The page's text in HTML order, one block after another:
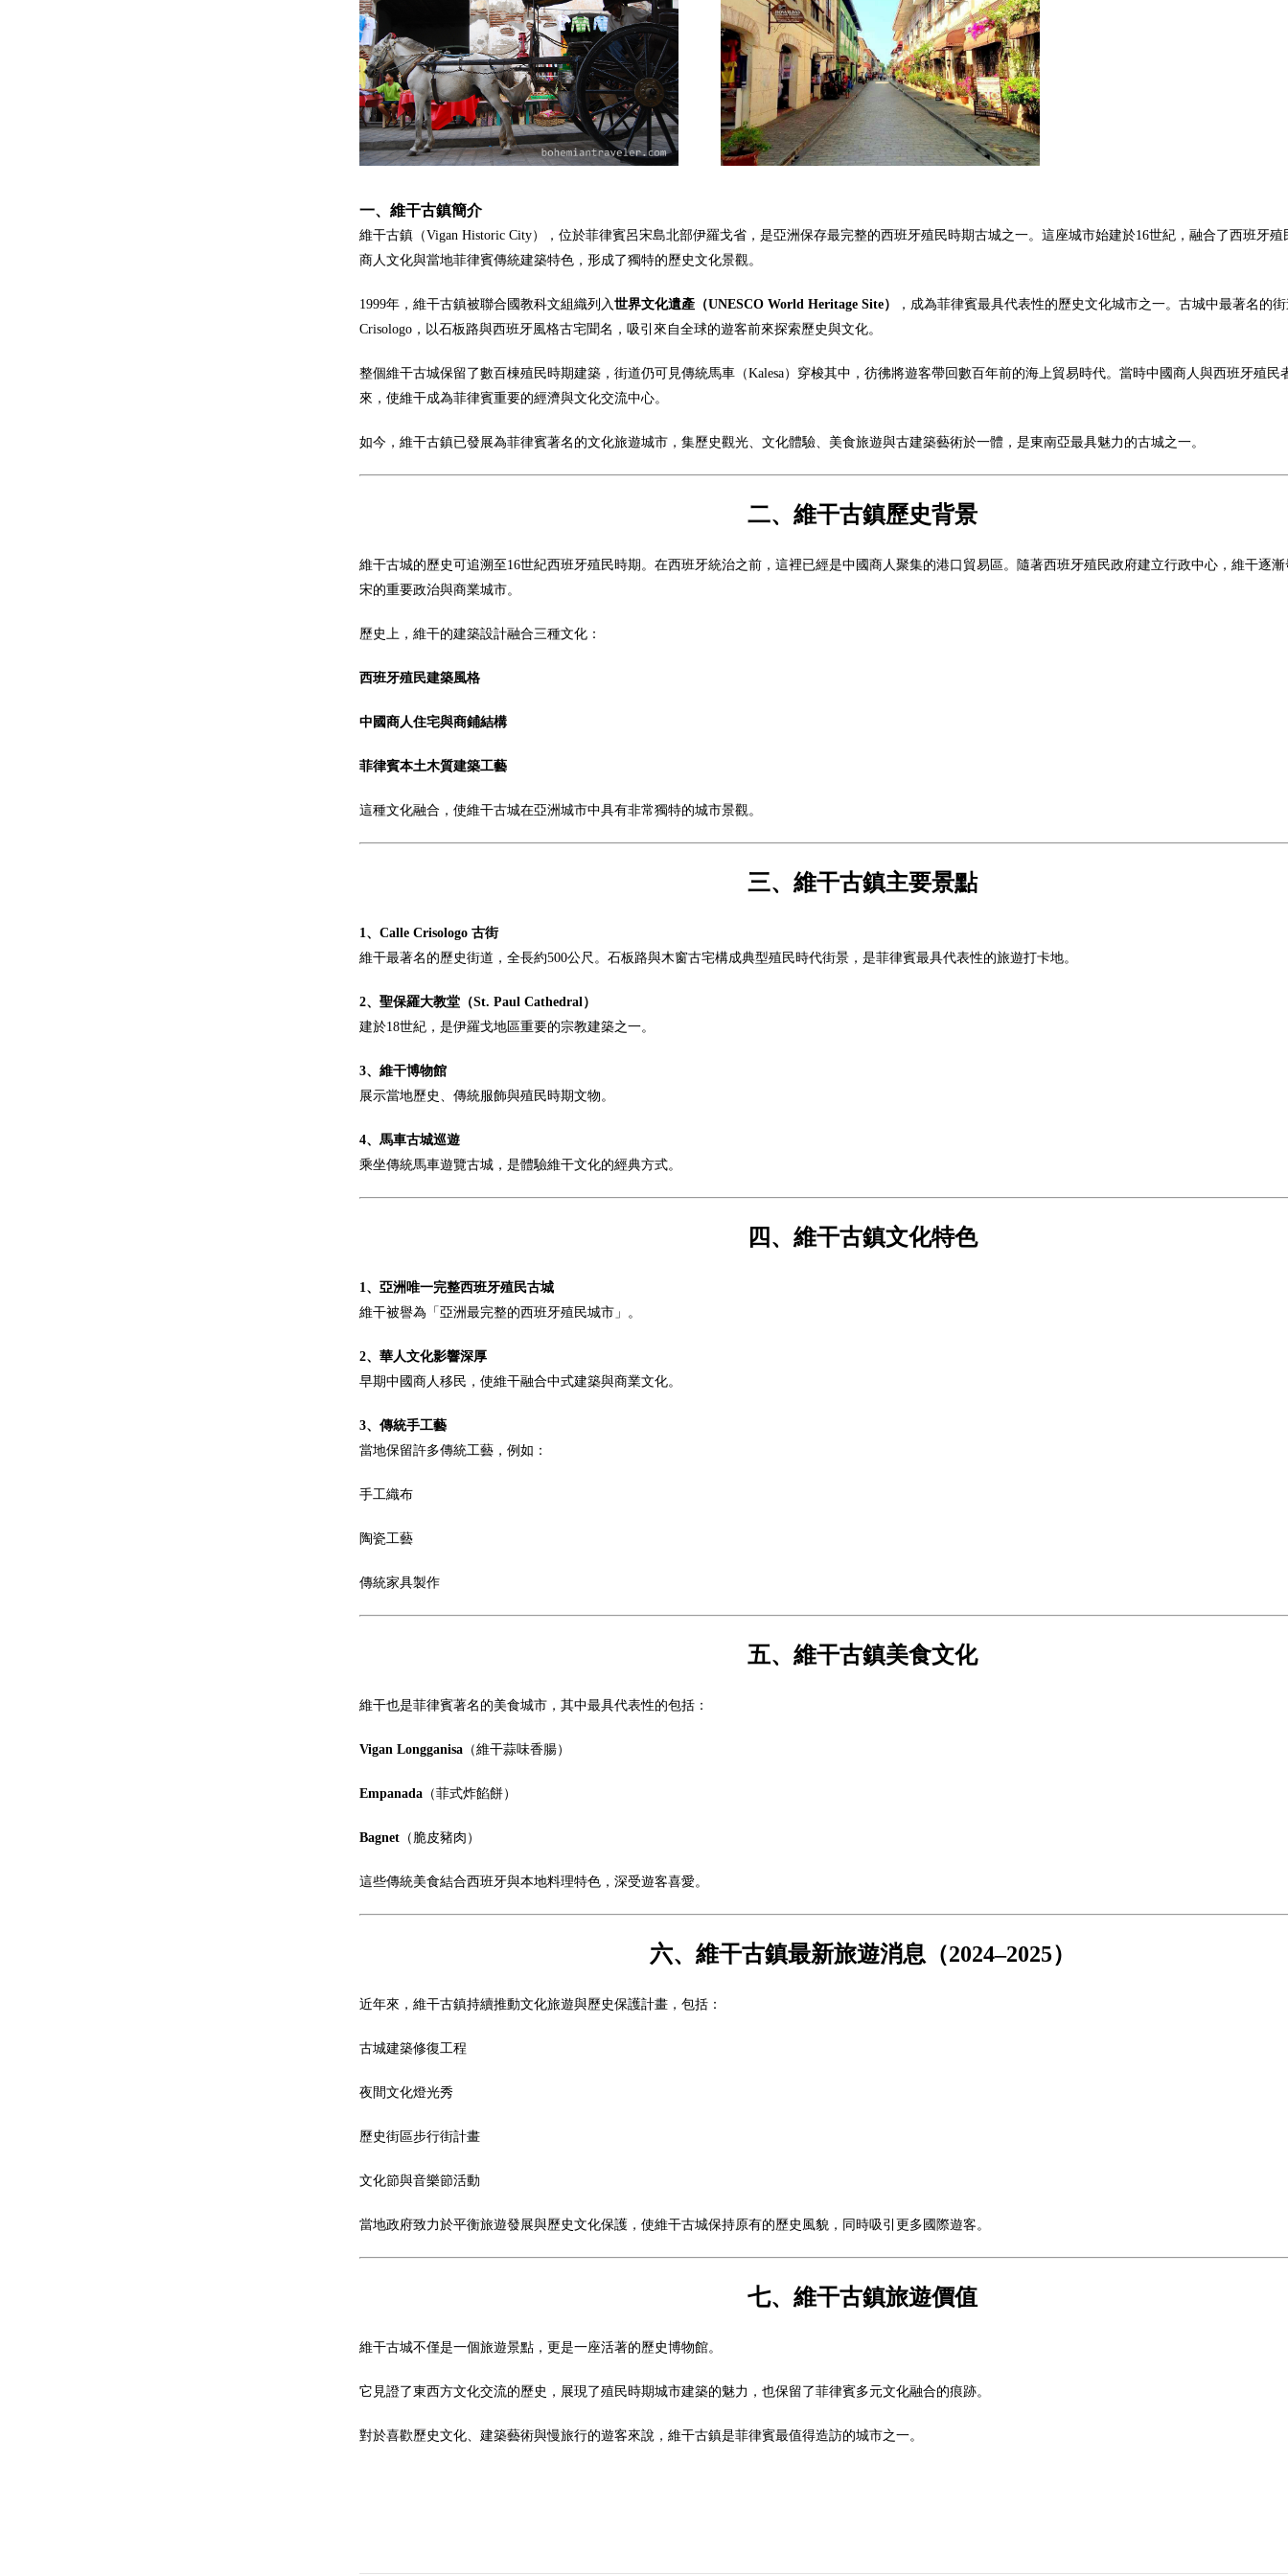
一、維干古鎮簡介
維干古鎮（Vigan Historic City），位於菲律賓呂宋島北部伊羅戈省，是亞洲保存最完整的西班牙殖民時期古城之一。這座城市始建於16世紀，融合了西班牙殖
商人文化與當地菲律賓傳統建築特色，形成了獨特的歷史文化景觀。
1999年，維干古鎮被聯合國教科文組織列入世界文化遺產（UNESCO World Heritage Site）
，成為菲律賓最具代表性的歷史文化城市之一。古城中最著名的
Crisologo，以石板路與西班牙風格古宅聞名，吸引來自全球的遊客前來探索歷史與文化。
整個維干古城保留了數百棟殖民時期建築，街道仍可見傳統馬車（Kalesa）穿梭其中，彷彿將遊客帶回數百年前的海上貿易時代。當時中國商人與西班牙殖民
來，使維干成為菲律賓重要的經濟與文化交流中心。
如今，維干古鎮已發展為菲律賓著名的文化旅遊城市，集歷史觀光、文化體驗、美食旅遊與古建築藝術於一體，是東南亞最具魅力的古城之一。
二、維干古鎮歷史背景
維干古城的歷史可追溯至16世紀西班牙殖民時期。在西班牙統治之前，這裡已經是中國商人聚集的港口貿易區。隨著西班牙殖民政府建立行政中心，維干逐
宋的重要政治與商業城市。
歷史上，維干的建築設計融合三種文化：
西班牙殖民建築風格
中國商人住宅與商鋪結構
菲律賓本土木質建築工藝
這種文化融合，使維干古城在亞洲城市中具有非常獨特的城市景觀。
三、維干古鎮主要景點
1、Calle Crisologo 古街
維干最著名的歷史街道，全長約500公尺。石板路與木窗古宅構成典型殖民時代街景，是菲律賓最具代表性的旅遊打卡地。
2、聖保羅大教堂（St. Paul Cathedral）
建於18世紀，是伊羅戈地區重要的宗教建築之一。
3、維干博物館
展示當地歷史、傳統服飾與殖民時期文物。
4、馬車古城巡遊
乘坐傳統馬車遊覽古城，是體驗維干文化的經典方式。
四、維干古鎮文化特色
1、亞洲唯一完整西班牙殖民古城
維干被譽為「亞洲最完整的西班牙殖民城市」。
2、華人文化影響深厚
早期中國商人移民，使維干融合中式建築與商業文化。
3、傳統手工藝
當地保留許多傳統工藝，例如：
手工織布
陶瓷工藝
傳統家具製作
五、維干古鎮美食文化
維干也是菲律賓著名的美食城市，其中最具代表性的包括：
Vigan Longganisa （維干蒜味香腸）
Empanada （菲式炸餡餅）
Bagnet （脆皮豬肉）
這些傳統美食結合西班牙與本地料理特色，深受遊客喜愛。
六、維干古鎮最新旅遊消息（2024–2025）
近年來，維干古鎮持續推動文化旅遊與歷史保護計畫，包括：
古城建築修復工程
夜間文化燈光秀
歷史街區步行街計畫
文化節與音樂節活動
當地政府致力於平衡旅遊發展與歷史文化保護，使維干古城保持原有的歷史風貌，同時吸引更多國際遊客。
七、維干古鎮旅遊價值
維干古城不僅是一個旅遊景點，更是一座活著的歷史博物館。
它見證了東西方文化交流的歷史，展現了殖民時期城市建築的魅力，也保留了菲律賓多元文化融合的痕跡。
對於喜歡歷史文化、建築藝術與慢旅行的遊客來說，維干古鎮是菲律賓最值得造訪的城市之一。